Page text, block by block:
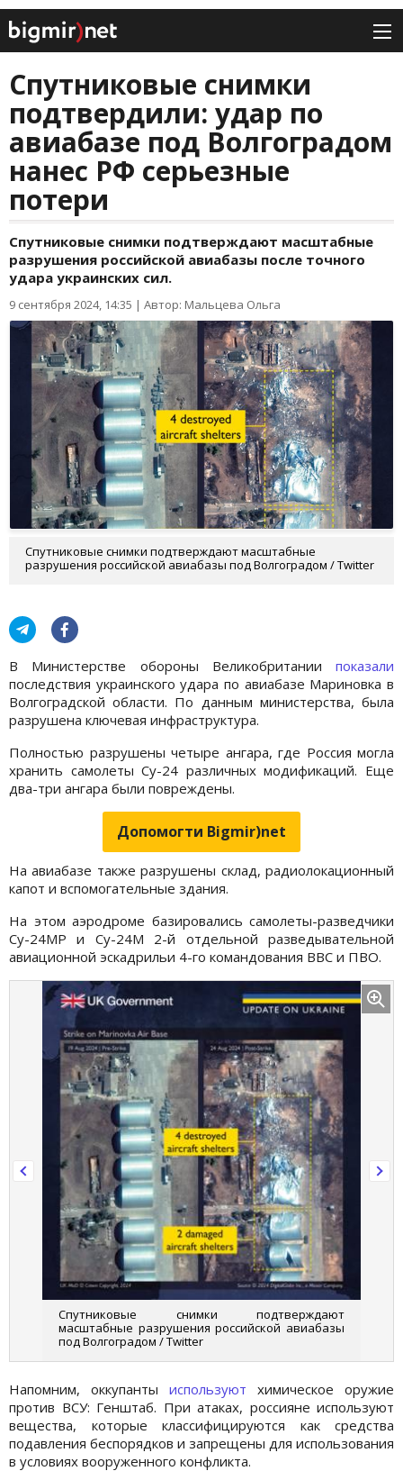
Спутниковые снимки
подтвердили: удар по
авиабазе под Волгоградом
нанес РФ серьезные
потери
Спутниковые снимки подтверждают масштабные
разрушения российской авиабазы после точного
удара украинских сил.
9 сентября 2024, 14:35 | Автор: Мальцева Ольга
Спутниковые снимки подтверждают масштабные
разрушения российской авиабазы под Волгоградом / Twitter
В Министерстве обороны Великобритании показали
последствия украинского удара по авиабазе Мариновка в
Волгоградской области. По данным министерства, была
разрушена ключевая инфраструктура.
Полностью разрушены четыре ангара, где Россия могла
хранить самолеты Су-24 различных модификаций. Еще
два-три ангара были повреждены.
Допомогти Bigmir)net
На авиабазе также разрушены склад, радиолокационный
капот и вспомогательные здания.
На этом аэродроме базировались самолеты-разведчики
Су-24МР и Су-24М 2-й отдельной разведывательной
авиационной эскадрильи 4-го командования ВВС и ПВО.
Спутниковые снимки подтверждают
масштабные разрушения российской авиабазы
под Волгоградом / Twitter
Напомним, оккупанты используют химическое оружие
против ВСУ: Генштаб. При атаках, россияне используют
вещества, которые классифицируются как средства
подавления беспорядков и запрещены для использования
в условиях вооруженного конфликта.